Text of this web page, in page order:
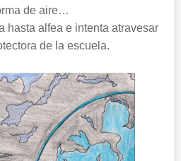
de aire…
hasta alfea e intenta atravesar
de la escuela.